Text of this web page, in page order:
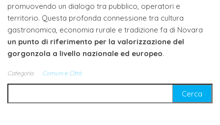
promuovendo un dialogo tra pubblico, operatori e
territorio. Questa profonda connessione tra cultura
gastronomica, economia rurale e tradizione fa di Novara
un punto di riferimento per la valorizzazione del
gorgonzola a livello nazionale ed europeo.
Categoria Comuni e Città